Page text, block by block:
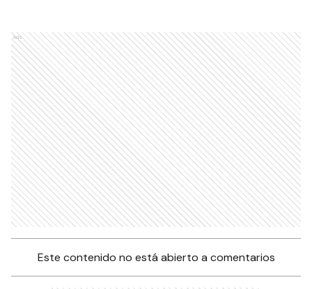
Ads
Este contenido no está abierto a comentarios